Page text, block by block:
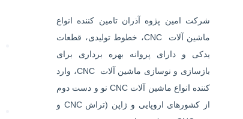
شرکت امین پژوه آذران تامین کننده انواع
ماشین آلات CNC، خطوط تولیدی، قطعات
یدکی و دارای پروانه بهره برداری برای
بازسازی و نوسازی ماشین آلات CNC، وارد
کننده انواع ماشین آلات CNC نو و دست دوم
از کشورهای اروپایی و ژاپن (تراش CNC و